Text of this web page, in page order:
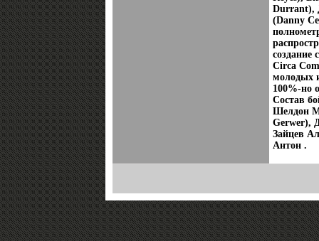
Durrant),
(Danny
создание
Circa
молодых
100%-но
Состав
Шелдон
Gerwer),
Зайцев
Антон .